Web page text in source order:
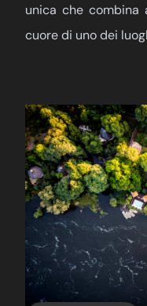
unica che combina
cuore di uno dei